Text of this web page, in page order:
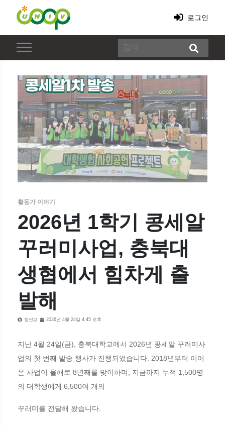
로그인
활동가 이야기
2026년 1학기 콩세알
꾸러미사업, 충북대
생협에서 힘차게 출
발해
정선교 2026년 4월 24일 4:45 오후
지난 4월 24일(금), 충북대학교에서 2026년 콩세알 꾸러미사
업의 첫 번째 발송 행사가 진행되었습니다. 2018년부터 이어
온 사업이 올해로 8년째를 맞이하며, 지금까지 누적 1,500명
의 대학생에게 6,500여 개의
꾸러미를 전달해 왔습니다.